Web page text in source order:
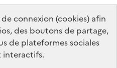
connexion (cookies) afin
des boutons de partage,
de plateformes sociales
interactifs.
info.gouv.fr